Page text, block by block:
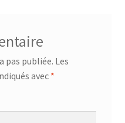
pas publiée. Les
avec *